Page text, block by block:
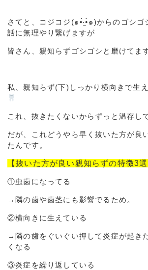
さてと、コジコジ(๑•́‧̫•̀๑)からのゴシゴ
話に無理やり繋げますが
皆さん、親知らずゴシゴシと磨けてま
私、親知らず(下)しっかり横向きで生
これ、抜きたくないからずっと温存し
だが、これどうやら早く抜いた方が良
たんです。
【抜いた方が良い親知らずの特徴3選
①虫歯になってる
→隣の歯や歯茎にも影響でるため。
②横向きに生えている
→隣の歯をぐいぐい押して炎症が起き
くなる
③炎症を繰り返している